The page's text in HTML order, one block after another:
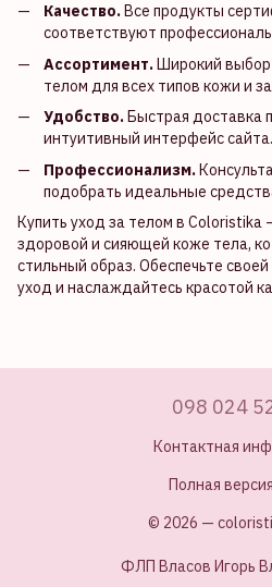
Качество. Все продукты
соответствуют
Ассортимент.Широкий выбор
телом для всех типов кожи и
Удобство.Быстрая доставка
интуитивный интерфейс сайта.
Профессионализм.
подобрать идеальные
Купить уход за телом в Coloristika
здоровой и сияющей коже тела,
стильный образ. Обеспечьте
уход и наслаждайтесь красотой
098 024
Контактная
Полная
© 2026 —
ФЛП Власов Игорь